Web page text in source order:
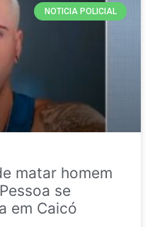
NOTICIA POLICIAL
matar homem
se
em Caicó